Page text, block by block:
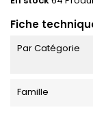
Fiche
Par Catégorie
Famille